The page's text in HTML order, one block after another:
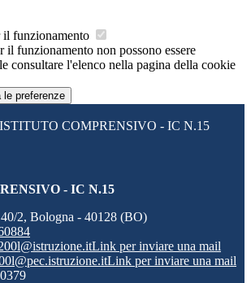
il funzionamento
il funzionamento non possono essere
consultare l'elenco nella pagina della cookie
le preferenze
ISTITUTO COMPRENSIVO - IC N.15
- IC N.15
2, Bologna - 40128 (BO)
Link per inviare una mail
Link per inviare una mail